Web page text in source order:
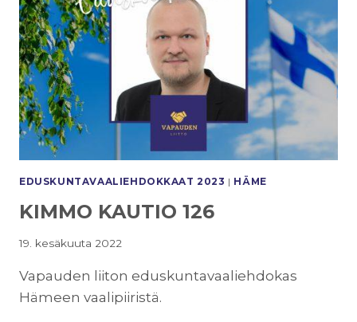
EDUSKUNTAVAALI­EHDOKKAAT 2023 | HÄME
KIMMO KAUTIO 126
19. kesäkuuta 2022
Vapauden liiton eduskuntavaaliehdokas
Hämeen vaalipiiristä.